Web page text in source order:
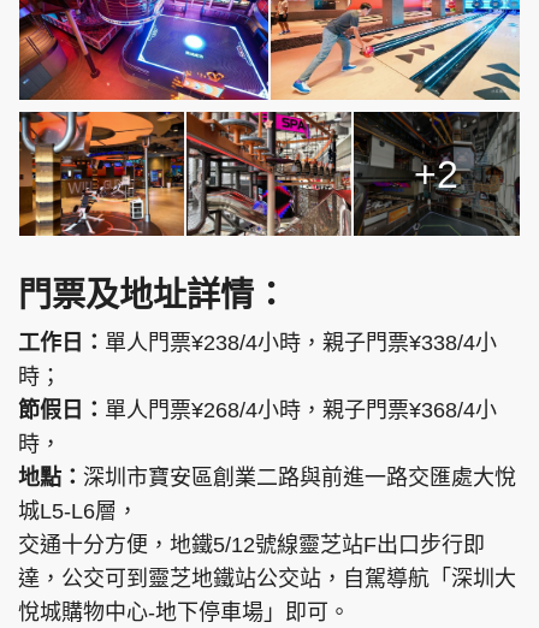
+2
門票及地址詳情：
工作日： 單人門票¥238/4小時，親子門票¥338/4小
時；
節假日： 單人門票¥268/4小時，親子門票¥368/4小
時，
地點： 深圳市寶安區創業二路與前進一路交匯處大悅
城L5-L6層，
交通十分方便，地鐵5/12號線靈芝站F出口步行即
達，公交可到靈芝地鐵站公交站，自駕導航「深圳大
悅城購物中心-地下停車場」即可。